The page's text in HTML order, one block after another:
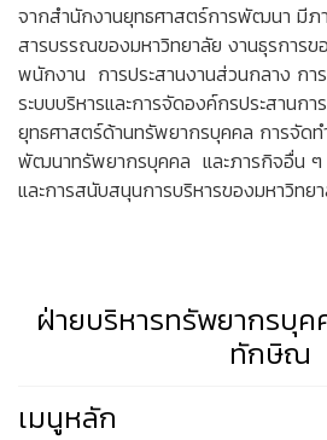
จากสำนักงานยุทธศาสตร์การพัฒนา มีภ
สารบรรณของมหาวิทยาลัย งานธุรการ
พนักงาน การประสานงานส่วนกลาง ก
ระบบบริหารและการจัดองค์กรประสานกา
ยุทธศาสตร์ด้านทรัพยากรบุคคล การจัดท
พัฒนาทรัพยากรบุคคล และภารกิจอื่น ๆ
และการสนับสนุนการบริหารของมหาวิทย
ฝ่ายบริหารทรัพยากรบุค
ทักษิณ
เมนูหลัก